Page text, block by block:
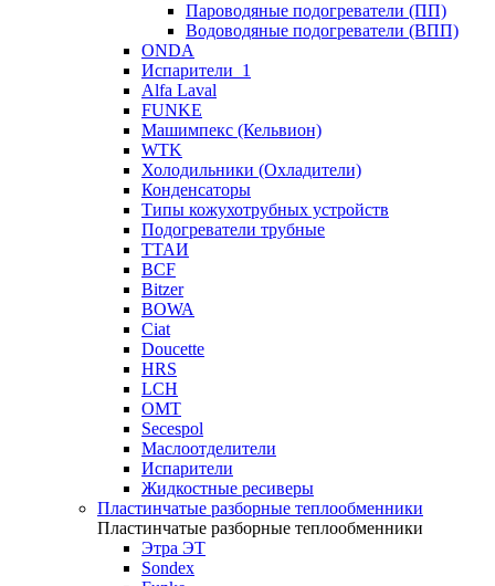
Пароводяные подогреватели (ПП)
Водоводяные подогреватели (ВПП)
ONDA
Испарители_1
Alfa Laval
FUNKE
Машимпекс (Кельвион)
WTK
Холодильники (Охладители)
Конденсаторы
Типы кожухотрубных устройств
Подогреватели трубные
ТТАИ
BCF
Bitzer
BOWA
Ciat
Doucette
HRS
LCH
OMT
Secespol
Маслоотделители
Испарители
Жидкостные ресиверы
Пластинчатые разборные теплообменники
Пластинчатые разборные теплообменники
Этра ЭТ
Sondex